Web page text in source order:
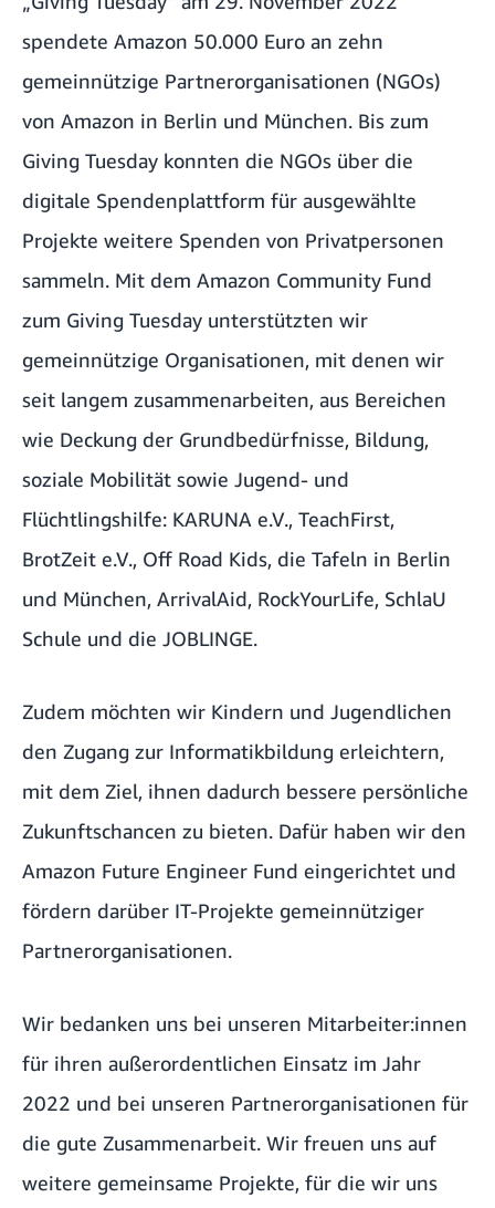
spendete Amazon 50.000 Euro an zehn
gemeinnützige Partnerorganisationen (NGOs)
von Amazon in Berlin und München. Bis zum
Giving Tuesday konnten die NGOs über die
digitale Spendenplattform für ausgewählte
Projekte weitere Spenden von Privatpersonen
sammeln. Mit dem Amazon Community Fund
zum Giving Tuesday unterstützten wir
gemeinnützige Organisationen, mit denen wir
seit langem zusammenarbeiten, aus Bereichen
wie Deckung der Grundbedürfnisse, Bildung,
soziale Mobilität sowie Jugend- und
Flüchtlingshilfe: KARUNA e.V., TeachFirst,
BrotZeit e.V., Off Road Kids, die Tafeln in Berlin
und München, ArrivalAid, RockYourLife, SchlaU
Schule und die JOBLINGE.
Zudem möchten wir Kindern und Jugendlichen
den Zugang zur Informatikbildung erleichtern,
mit dem Ziel, ihnen dadurch bessere persönliche
Zukunftschancen zu bieten. Dafür haben wir den
Amazon Future Engineer Fund eingerichtet und
fördern darüber IT-Projekte gemeinnütziger
Partnerorganisationen.
Wir bedanken uns bei unseren Mitarbeiter:innen
für ihren außerordentlichen Einsatz im Jahr
2022 und bei unseren Partnerorganisationen für
die gute Zusammenarbeit. Wir freuen uns auf
weitere gemeinsame Projekte, für die wir uns